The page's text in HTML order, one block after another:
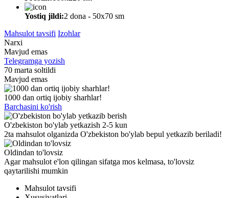
Yostiq jildi:2 dona - 50x70 sm
Mahsulot tavsifi Izohlar
Narxi
Mavjud emas
Telegramga yozish
70 marta soltildi
Mavjud emas
1000 dan ortiq ijobiy sharhlar!
Barchasini ko'rish
O'zbekiston bo'ylab yetkazish 2-5 kun
2ta mahsulot olganizda O'zbekiston bo'ylab bepul yetkazib beriladi!
Oldindan to'lovsiz
Agar mahsulot e'lon qilingan sifatga mos kelmasa, to'lovsiz
qaytarilishi mumkin
Mahsulot tavsifi